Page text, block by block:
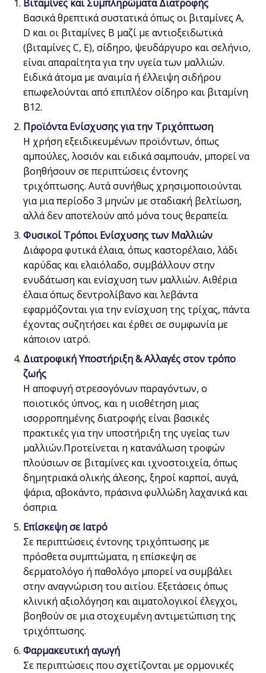
Βιταμίνες και Συμπληρώματα Διατροφής
Βασικά θρεπτικά συστατικά όπως οι βιταμίνες Α,
D και οι βιταμίνες Β μαζί με αντιοξειδωτικά
(βιταμίνες C, E), σίδηρο, ψευδάργυρο και σελήνιο,
είναι απαραίτητα για την υγεία των μαλλιών.
Ειδικά άτομα με αναιμία ή έλλειψη σιδήρου
επωφελούνται από επιπλέον σίδηρο και βιταμίνη
Β12.
Προϊόντα Ενίσχυσης για την Τριχόπτωση
Η χρήση εξειδικευμένων προϊόντων, όπως
αμπούλες, λοσιόν και ειδικά σαμπουάν, μπορεί να
βοηθήσουν σε περιπτώσεις έντονης
τριχόπτωσης. Αυτά συνήθως χρησιμοποιούνται
για μια περίοδο 3 μηνών με σταδιακή βελτίωση,
αλλά δεν αποτελούν από μόνα τους θεραπεία.
Φυσικοί Τρόποι Ενίσχυσης των Μαλλιών
Διάφορα φυτικά έλαια, όπως καστορέλαιο, λάδι
καρύδας και ελαιόλαδο, συμβάλλουν στην
ενυδάτωση και ενίσχυση των μαλλιών. Αιθέρια
έλαια όπως δεντρολίβανο και λεβάντα
εφαρμόζονται για την ενίσχυση της τρίχας, πάντα
έχοντας συζητήσει και έρθει σε συμφωνία με
κάποιον ιατρό.
Διατροφική Υποστήριξη & Αλλαγές στον τρόπο
ζωής
Η αποφυγή στρεσογόνων παραγόντων, ο
ποιοτικός ύπνος, και η υιοθέτηση μιας
ισορροπημένης διατροφής είναι βασικές
πρακτικές για την υποστήριξη της υγείας των
μαλλιών.Προτείνεται η κατανάλωση τροφών
πλούσιων σε βιταμίνες και ιχνοστοιχεία, όπως
δημητριακά ολικής άλεσης, ξηροί καρποί, αυγά,
ψάρια, αβοκάντο, πράσινα φυλλώδη λαχανικά και
όσπρια.
Επίσκεψη σε Ιατρό
Σε περιπτώσεις έντονης τριχόπτωσης με
πρόσθετα συμπτώματα, η επίσκεψη σε
δερματολόγο ή παθολόγο μπορεί να συμβάλει
στην αναγνώριση του αιτίου. Εξετάσεις όπως
κλινική αξιολόγηση και αιματολογικοί έλεγχοι,
βοηθούν σε μια στοχευμένη αντιμετώπιση της
τριχόπτωσης.
Φαρμακευτική αγωγή
Σε περιπτώσεις που σχετίζονται με ορμονικές